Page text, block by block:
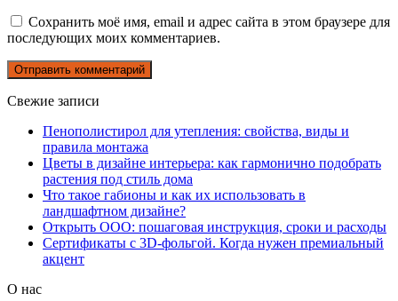
Сохранить моё имя, email и адрес сайта в этом браузере для
последующих моих комментариев.
Свежие записи
Пенополистирол для утепления: свойства, виды и
правила монтажа
Цветы в дизайне интерьера: как гармонично подобрать
растения под стиль дома
Что такое габионы и как их использовать в
ландшафтном дизайне?
Открыть ООО: пошаговая инструкция, сроки и расходы
Сертификаты с 3D-фольгой. Когда нужен премиальный
акцент
О нас